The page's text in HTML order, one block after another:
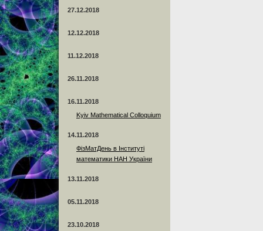
27.12.2018
12.12.2018
11.12.2018
26.11.2018
16.11.2018
Kyiv Mathematical Colloquium
14.11.2018
ФізМатДень в Інституті
математики НАН України
13.11.2018
05.11.2018
23.10.2018